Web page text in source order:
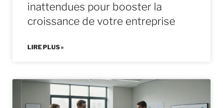
inattendues pour booster la
croissance de votre entreprise
LIRE PLUS »